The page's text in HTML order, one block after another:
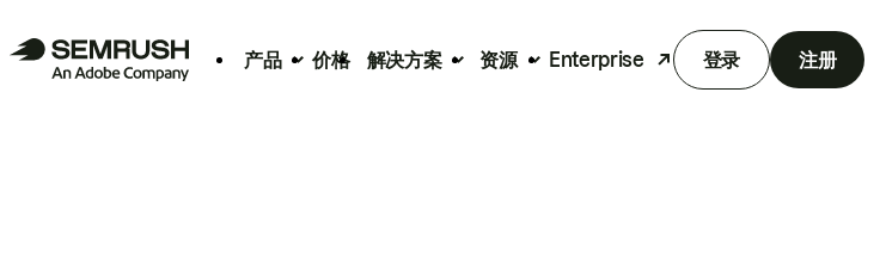
产品 价格 解决方案 资源 Enterprise 登录 注册